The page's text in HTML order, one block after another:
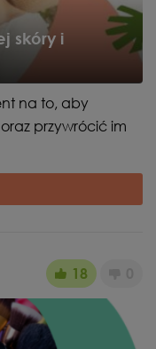
skóry i
na to, aby
przywrócić im
18